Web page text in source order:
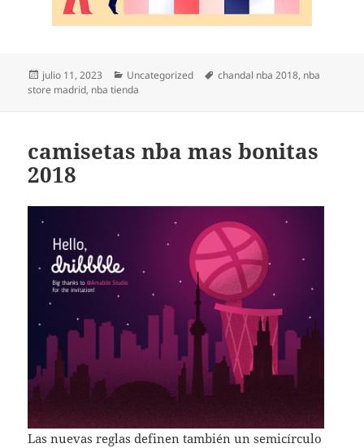
Publicado
el
julio 11, 2023 Categorías
Uncategorized Etiquetas
chandal nba 2018, nba
store madrid, nba tienda
camisetas nba mas bonitas
2018
Las nuevas reglas definen también un semicírculo